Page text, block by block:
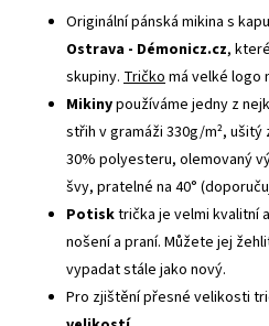
Originální pánská mikina s
Ostrava - Démonicz.cz,
skupiny. Tričko má velké logo
Mikinypoužíváme jedny z
střih v gramáži 330g/m², ušitý
30% polyesteru, olemovaný
švy, pratelné na 40°
Potisktrička je velmi kvalitní
nošení a praní. Můžete jej
vypadat stále jako nový.
Pro zjištění přesné velikosti